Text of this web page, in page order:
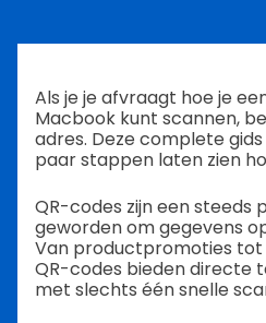
Als je je afvraagt hoe je
Macbook kunt scannen,
adres. Deze complete
paar stappen laten zien
QR-codes zijn een steeds
geworden om gegevens
Van productpromoties
QR-codes bieden directe
met slechts één snelle